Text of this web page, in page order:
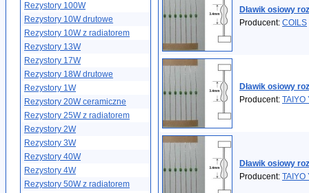
Rezystory 100W
Rezystory 10W drutowe
Rezystory 10W z radiatorem
Rezystory 13W
Rezystory 17W
Rezystory 18W drutowe
Rezystory 1W
Rezystory 20W ceramiczne
Rezystory 25W z radiatorem
Rezystory 2W
Rezystory 3W
Rezystory 40W
Rezystory 4W
Rezystory 50W z radiatorem
Dławik osiowy
Producent: COILS
Dławik osiowy
Producent: TAIYO
Dławik osiowy
Producent: TAIYO